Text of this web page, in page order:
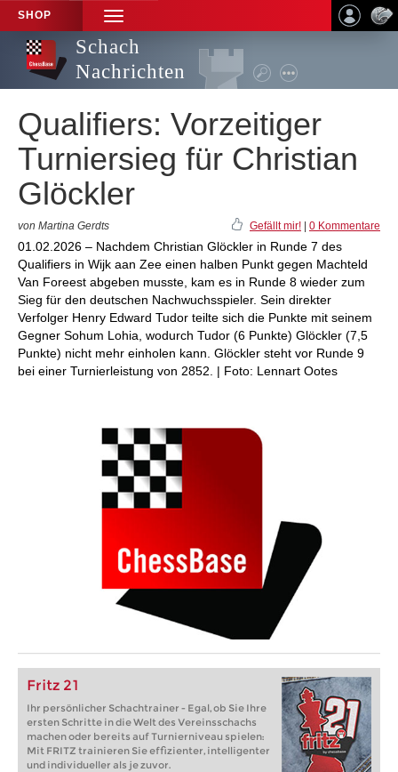
SHOP
TOGGLE
NAVIGATION
Schach
Nachrichten
Qualifiers: Vorzeitiger
Turniersieg für Christian
Glöckler
von Martina Gerdts Gefällt mir! 0 Kommentare
01.02.2026 – Nachdem Christian Glöckler in Runde 7 des
Qualifiers in Wijk aan Zee einen halben Punkt gegen Machteld
Van Foreest abgeben musste, kam es in Runde 8 wieder zum
Sieg für den deutschen Nachwuchsspieler. Sein direkter
Verfolger Henry Edward Tudor teilte sich die Punkte mit seinem
Gegner Sohum Lohia, wodurch Tudor (6 Punkte) Glöckler (7,5
Punkte) nicht mehr einholen kann. Glöckler steht vor Runde 9
bei einer Turnierleistung von 2852. | Foto: Lennart Ootes
Fritz 21
Ihr persönlicher Schachtrainer - Egal, ob Sie Ihre
ersten Schritte in die Welt des Vereinsschachs
machen oder bereits auf Turnierniveau spielen:
Mit FRITZ trainieren Sie effizienter, intelligenter
und individueller als je zuvor.